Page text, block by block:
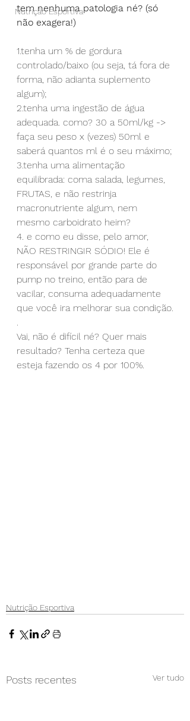
Nutrição Esportiva
tem nenhuma patologia né? (só
não exagera!)
1.tenha um % de gordura
controlado/baixo (ou seja, tá fora de
forma, não adianta suplemento
algum);
2.tenha uma ingestão de água
adequada. como? 30 a 50ml/kg ->
faça seu peso x (vezes) 50ml e
saberá quantos ml é o seu máximo;
3.tenha uma alimentação
equilibrada: coma salada, legumes,
FRUTAS, e não restrinja
macronutriente algum, nem
mesmo carboidrato heim?
4. e como eu disse, pelo amor,
NÃO RESTRINGIR SÓDIO! Ele é
responsável por grande parte do
pump no treino, então para de
vacilar, consuma adequadamente
que você ira melhorar sua condição.
Vai, não é difícil né? Quer mais
resultado? Tenha certeza que
esteja fazendo os 4 por 100%.
Nutrição Esportiva
Posts recentes Ver tudo